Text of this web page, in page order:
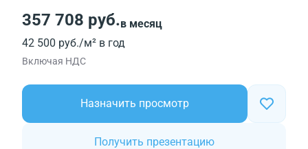
357 708 руб.в месяц
42 500 руб./м² в год
Включая НДС
Назначить просмотр
Получить презентацию